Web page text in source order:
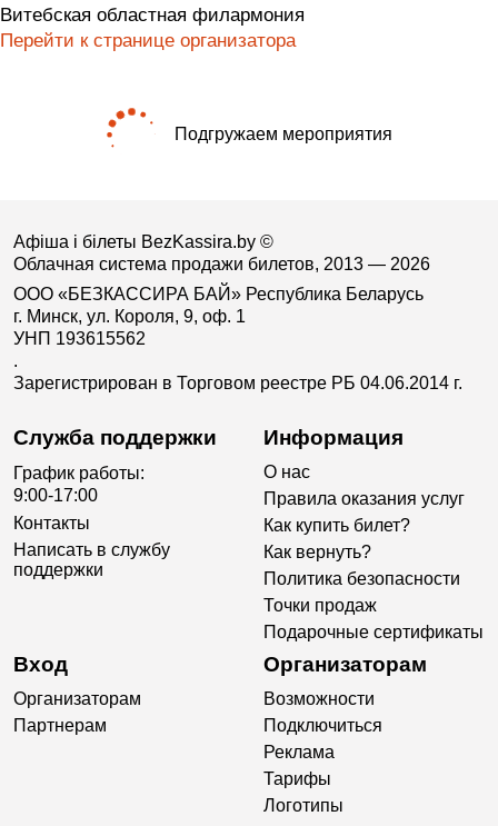
Витебская областная филармония
Перейти к странице организатора
Подгружаем мероприятия
Афіша і білеты BezKassira.by ©
Облачная система продажи билетов, 2013 — 2026
ООО «БЕЗКАССИРА БАЙ» Республика Беларусь
г. Минск, ул. Короля, 9, оф. 1
УНП 193615562
.
Зарегистрирован в Торговом реестре РБ 04.06.2014 г.
Служба поддержки
График работы:
9:00-17:00
Контакты
Написать в службу
поддержки
Информация
О нас
Правила оказания услуг
Как купить билет?
Как вернуть?
Политика безопасности
Точки продаж
Подарочные сертификаты
Вход
Организаторам
Партнерам
Организаторам
Возможности
Подключиться
Реклама
Тарифы
Логотипы